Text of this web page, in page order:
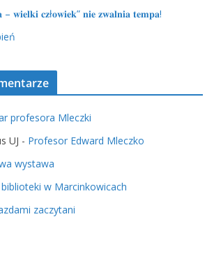
𝐰𝐢𝐞𝐥𝐤𝐢 𝐜𝐳ł𝐨𝐰𝐢𝐞𝐤” 𝐧𝐢𝐞 𝐳𝐰𝐚𝐥𝐧𝐢𝐚 𝐭𝐞𝐦𝐩𝐚!
profesora Mleczki
UJ - Profesor Edward Mleczko
wystawa
biblioteki w Marcinkowicach
zaczytani